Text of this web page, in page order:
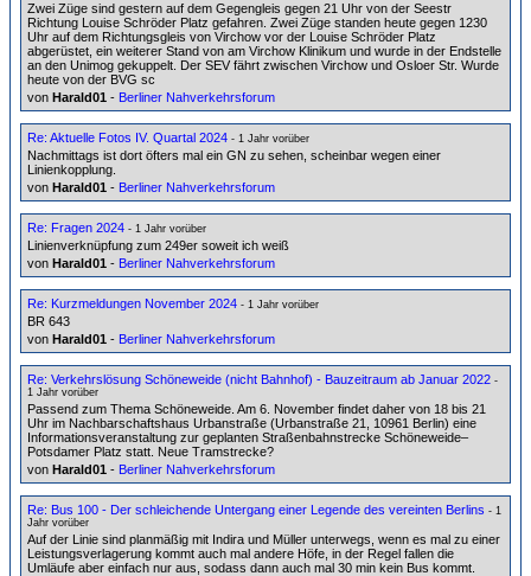
Zwei Züge sind gestern auf dem Gegengleis gegen 21 Uhr von der Seestr
Richtung Louise Schröder Platz gefahren. Zwei Züge standen heute gegen 1230
Uhr auf dem Richtungsgleis von Virchow vor der Louise Schröder Platz
abgerüstet, ein weiterer Stand von am Virchow Klinikum und wurde in der Endstelle
an den Unimog gekuppelt. Der SEV fährt zwischen Virchow und Osloer Str. Wurde
heute von der BVG sc
von Harald01 - Berliner Nahverkehrsforum
Re: Aktuelle Fotos IV. Quartal 2024 - 1 Jahr vorüber
Nachmittags ist dort öfters mal ein GN zu sehen, scheinbar wegen einer
Linienkopplung.
von Harald01 - Berliner Nahverkehrsforum
Re: Fragen 2024 - 1 Jahr vorüber
Linienverknüpfung zum 249er soweit ich weiß
von Harald01 - Berliner Nahverkehrsforum
Re: Kurzmeldungen November 2024 - 1 Jahr vorüber
BR 643
von Harald01 - Berliner Nahverkehrsforum
Re: Verkehrslösung Schöneweide (nicht Bahnhof) - Bauzeitraum ab Januar 2022 -
1 Jahr vorüber
Passend zum Thema Schöneweide. Am 6. November findet daher von 18 bis 21
Uhr im Nachbarschaftshaus Urbanstraße (Urbanstraße 21, 10961 Berlin) eine
Informationsveranstaltung zur geplanten Straßenbahnstrecke Schöneweide–
Potsdamer Platz statt. Neue Tramstrecke?
von Harald01 - Berliner Nahverkehrsforum
Re: Bus 100 - Der schleichende Untergang einer Legende des vereinten Berlins - 1
Jahr vorüber
Auf der Linie sind planmäßig mit Indira und Müller unterwegs, wenn es mal zu einer
Leistungsverlagerung kommt auch mal andere Höfe, in der Regel fallen die
Umläufe aber einfach nur aus, sodass dann auch mal 30 min kein Bus kommt.